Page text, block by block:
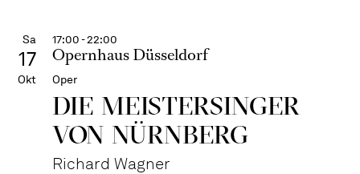
Sa
17
Okt
17:00 - 22:00
Opernhaus Düsseldorf
Oper
DIE MEISTERSINGER
VON NÜRNBERG
Richard Wagner